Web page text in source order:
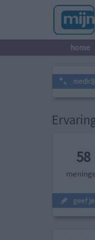
home
58
geef